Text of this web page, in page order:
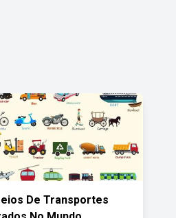
De Transportes